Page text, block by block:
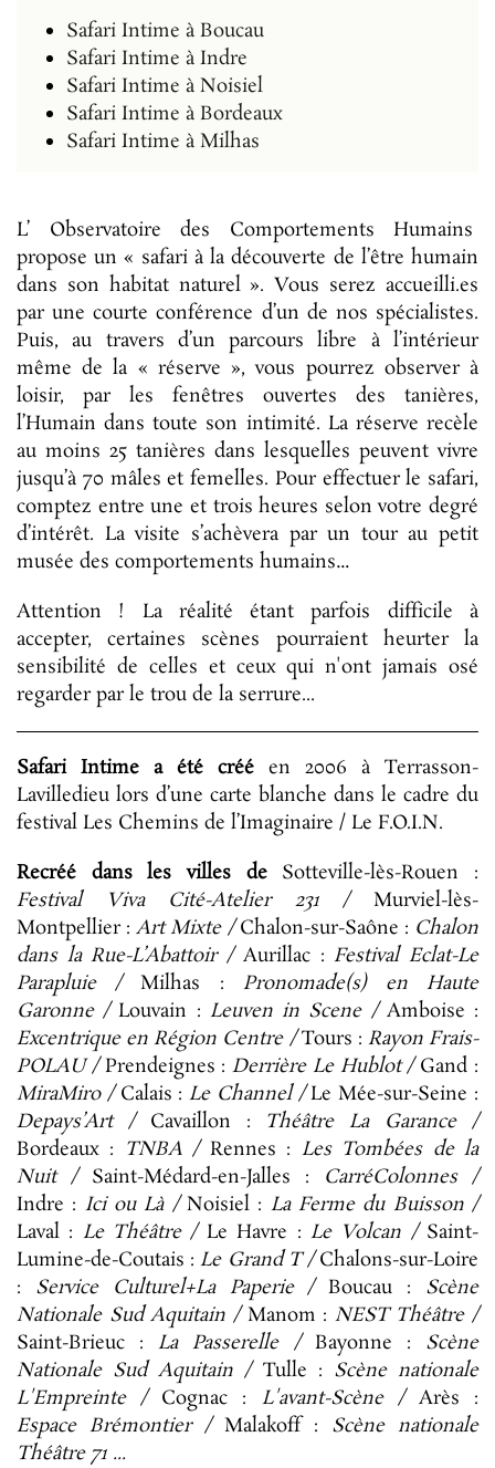
Safari Intime à Boucau
Safari Intime à Indre
Safari Intime à Noisiel
Safari Intime à Bordeaux
Safari Intime à Milhas
L’ Observatoire des Comportements Humains
propose un « safari à la découverte de l’être humain
dans son habitat naturel ». Vous serez accueilli.es
par une courte conférence d’un de nos spécialistes.
Puis, au travers d’un parcours libre à l’intérieur
même de la « réserve », vous pourrez observer à
loisir, par les fenêtres ouvertes des tanières,
l’Humain dans toute son intimité. La réserve recèle
au moins 25 tanières dans lesquelles peuvent vivre
jusqu’à 70 mâles et femelles. Pour effectuer le safari,
comptez entre une et trois heures selon votre degré
d’intérêt. La visite s’achèvera par un tour au petit
musée des comportements humains…
Attention ! La réalité étant parfois difficile à
accepter, certaines scènes pourraient heurter la
sensibilité de celles et ceux qui n'ont jamais osé
regarder par le trou de la serrure...
Safari Intime a été créé en 2006 à Terrasson-
Lavilledieu lors d’une carte blanche dans le cadre du
festival Les Chemins de l’Imaginaire / Le F.O.I.N.
Recréé dans les villes deSotteville-lès-Rouen :
Festival Viva Cité-Atelier 231 / Murviel-lès-
Montpellier :Art Mixte /Chalon-sur-Saône : Chalon
dans la Rue-L’Abattoir /Aurillac :Festival Eclat-Le
Parapluie /Milhas : Pronomade(s) en Haute
Garonne /Louvain : Leuven in Scene /Amboise :
Excentrique en Région Centre /Tours : Rayon Frais-
POLAU /Prendeignes :Derrière Le Hublot /Gand :
MiraMiro /Calais :Le Channel /Le Mée-sur-Seine :
Depays’Art / Cavaillon : Théâtre La Garance /
Bordeaux : TNBA /Rennes : Les Tombées de la
Nuit /Saint-Médard-en-Jalles : CarréColonnes /
Indre : Ici ou Là /Noisiel : La Ferme du Buisson /
Laval : Le Théâtre /Le Havre : Le Volcan /Saint-
Lumine-de-Coutais :Le Grand T /Chalons-sur-Loire
: Service Culturel+La Paperie /Boucau : Scène
Nationale Sud Aquitain /Manom : NEST Théâtre /
Saint-Brieuc :La Passerelle /Bayonne : Scène
Nationale Sud Aquitain / Tulle : Scène nationale
L'Empreinte / Cognac : L'avant-Scène / Arès :
Espace Brémontier / Malakoff : Scène nationale
Théâtre 71 ...